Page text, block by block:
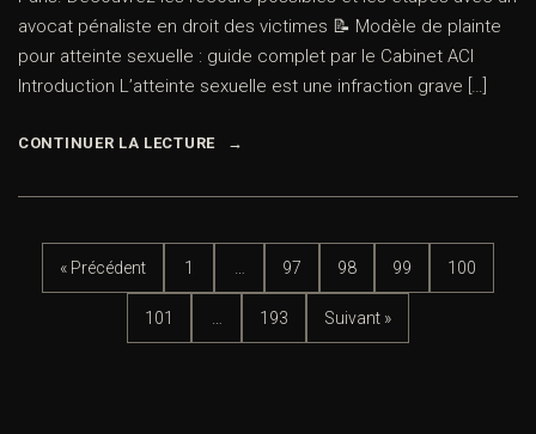
avocat pénaliste en droit des victimes 📝 Modèle de plainte
pour atteinte sexuelle : guide complet par le Cabinet ACI
Introduction L’atteinte sexuelle est une infraction grave […]
CONTINUER LA LECTURE
« Précédent 1 97 98 99 100
101 193 Suivant »